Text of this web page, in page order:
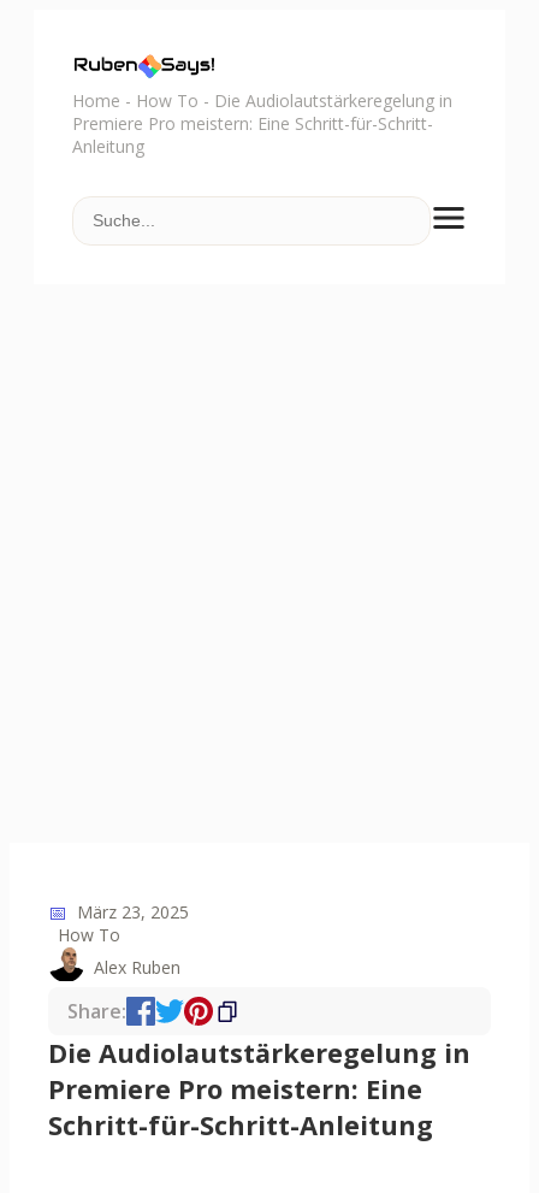
Home - How To - Die Audiolautstärkeregelung in
Premiere Pro meistern: Eine Schritt-für-Schritt-
Anleitung
📅 März 23, 2025
How To
Alex Ruben
Share:
Die Audiolautstärkeregelung in
Premiere Pro meistern: Eine
Schritt-für-Schritt-Anleitung